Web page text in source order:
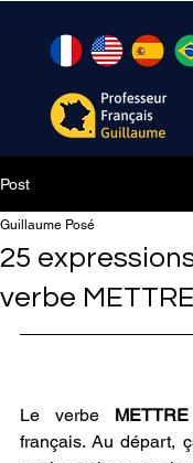
Post
25
verbe METTRE
Guillaume Posé
Le verbe METTRE
français. Au départ,